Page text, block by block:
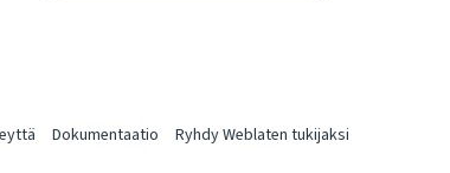
Dokumentaatio Ryhdy Weblaten tukijaksi